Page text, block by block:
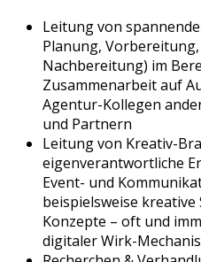
Leitung von
Planung,
Nachbereitung) im
Zusammenarbeit auf
Agentur-Kollegen
und Partnern
Leitung von Kreativ-
eigenverantwortliche
Event- und
beispielsweise
Konzepte – oft und
digitaler Wirk-